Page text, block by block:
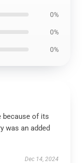
0%
0%
0%
because of its
was an added
Dec 14, 2024